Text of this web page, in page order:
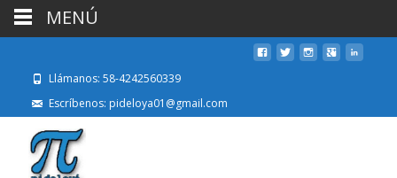
Llámanos: 58-4242560339
Escríbenos: pideloya01@gmail.com
MENÚ